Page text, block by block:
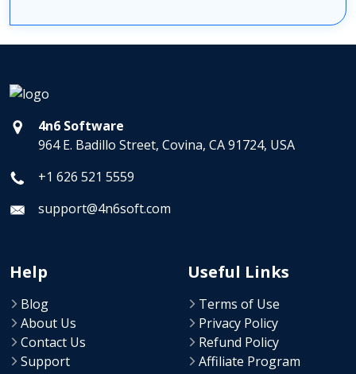
4n6 Software
964 E. Badillo Street, Covina, CA 91724, USA
+1 626 521 5559
support@4n6soft.com
Help
Blog
About Us
Contact Us
Support
Useful Links
Terms of Use
Privacy Policy
Refund Policy
Affiliate Program